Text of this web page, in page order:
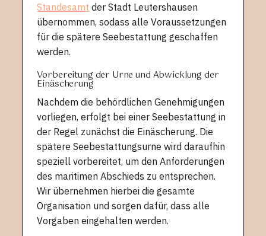
Standesamt der Stadt Leutershausen
übernommen, sodass alle Voraussetzungen
für die spätere Seebestattung geschaffen
werden.
Vorbereitung der Urne und Abwicklung der
Einäscherung
Nachdem die behördlichen Genehmigungen
vorliegen, erfolgt bei einer Seebestattung in
der Regel zunächst die Einäscherung. Die
spätere Seebestattungsurne wird daraufhin
speziell vorbereitet, um den Anforderungen
des maritimen Abschieds zu entsprechen.
Wir übernehmen hierbei die gesamte
Organisation und sorgen dafür, dass alle
Vorgaben eingehalten werden.